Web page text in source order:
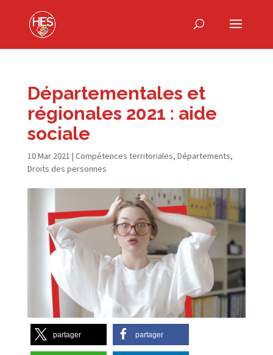
Départementales et
régionales 2021 : aide
sociale
10 Mar 2021 | Compétences territoriales, Départements,
Droits des personnes
partager partager